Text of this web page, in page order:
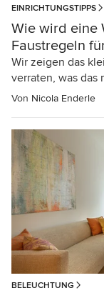
EINRICHTUNGSTIPPS
Wie wird eine
Faustregeln
Wir zeigen das
verraten, was das
Von Nicola Enderle
BELEUCHTUNG